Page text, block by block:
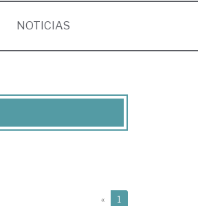
NOTICIAS
« 1